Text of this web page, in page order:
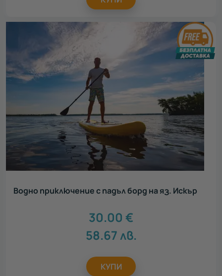
Водно приключение с падъл борд на яз. Искър
30.00 €
58.67лв.
КУПИ